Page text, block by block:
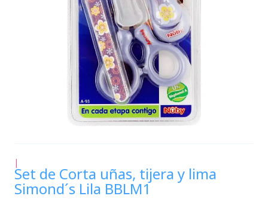
|
Set de Corta uñas, tijera y lima
Simond´s Lila BBLM1